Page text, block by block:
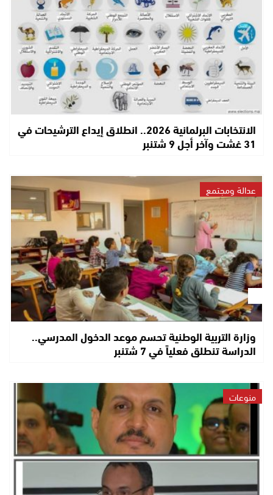
الانتخابات البرلمانية 2026.. انطلاق إيداع الترشيحات في
31 غشت وآخر أجل 9 شتنبر
عدالة ومجتمع
وزارة التربية الوطنية تحسم موعد الدخول المدرسي..
الدراسة تنطلق فعلياً في 7 شتنبر
منوعات